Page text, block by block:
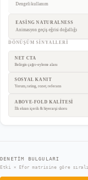
Dengeli kullanım
EASING NATURALNESS
Animasyon geçiş eğrisi doğallığı
DÖNÜŞÜM SINYALLERI
NET CTA
Belirgin çağrı-eyleme alanı
SOSYAL KANIT
Yorum, rating, rozet, referans
ABOVE-FOLD KALİTESİ
İlk ekran içerik & hiyerarşi skoru
DENETIM BULGULARI
Etki × Efor matrisine göre